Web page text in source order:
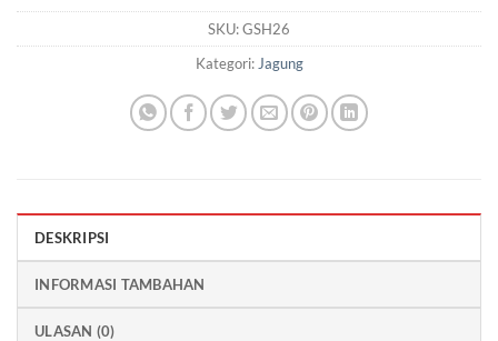
SKU:GSH26
Kategori: Jagung
DESKRIPSI
INFORMASI TAMBAHAN
ULASAN (0)